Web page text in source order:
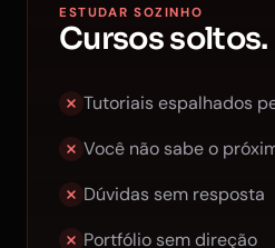
ESTUDAR SOZINHO
Cursos soltos.
Tutoriais espalhados
Você não sabe o
Dúvidas sem resposta
Portfólio sem direção